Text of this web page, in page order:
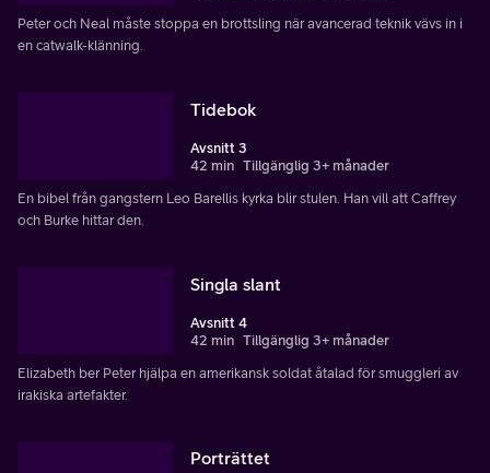
Peter och Neal måste stoppa en brottsling när avancerad teknik vävs in i
en catwalk-klänning.
Tidebok
Avsnitt 3
42 min Tillgänglig 3+ månader
En bibel från gangstern Leo Barellis kyrka blir stulen. Han vill att Caffrey
och Burke hittar den.
Singla slant
Avsnitt 4
42 min Tillgänglig 3+ månader
Elizabeth ber Peter hjälpa en amerikansk soldat åtalad för smuggleri av
irakiska artefakter.
Porträttet